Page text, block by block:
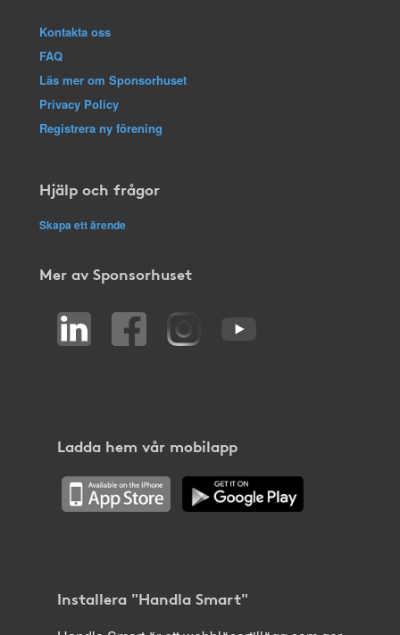
Kontakta oss
FAQ
Läs mer om Sponsorhuset
Privacy Policy
Registrera ny förening
Hjälp och frågor
Skapa ett ärende
Mer av Sponsorhuset
Ladda hem vår mobilapp
Installera "Handla Smart"